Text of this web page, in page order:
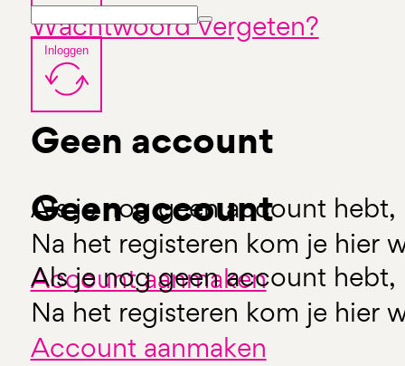
Wachtwoord vergeten?
Geen account
Als je nog geen account hebt,
Na het registeren kom je hier
Account aanmaken
Inloggen
Geen account
Als je nog geen account hebt,
Na het registeren kom je hier
Account aanmaken